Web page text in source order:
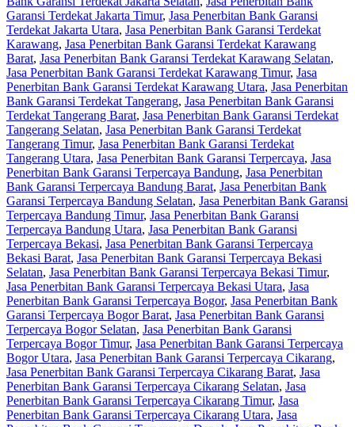
Garansi Terdekat Jakarta Timur, Jasa Penerbitan Bank Garansi
Terdekat Jakarta Utara, Jasa Penerbitan Bank Garansi Terdekat
Karawang, Jasa Penerbitan Bank Garansi Terdekat Karawang
Barat, Jasa Penerbitan Bank Garansi Terdekat Karawang Selatan,
Jasa Penerbitan Bank Garansi Terdekat Karawang Timur, Jasa
Penerbitan Bank Garansi Terdekat Karawang Utara, Jasa Penerbitan
Bank Garansi Terdekat Tangerang, Jasa Penerbitan Bank Garansi
Terdekat Tangerang Barat, Jasa Penerbitan Bank Garansi Terdekat
Tangerang Selatan, Jasa Penerbitan Bank Garansi Terdekat
Tangerang Timur, Jasa Penerbitan Bank Garansi Terdekat
Tangerang Utara, Jasa Penerbitan Bank Garansi Terpercaya, Jasa
Penerbitan Bank Garansi Terpercaya Bandung, Jasa Penerbitan
Bank Garansi Terpercaya Bandung Barat, Jasa Penerbitan Bank
Garansi Terpercaya Bandung Selatan, Jasa Penerbitan Bank Garansi
Terpercaya Bandung Timur, Jasa Penerbitan Bank Garansi
Terpercaya Bandung Utara, Jasa Penerbitan Bank Garansi
Terpercaya Bekasi, Jasa Penerbitan Bank Garansi Terpercaya
Bekasi Barat, Jasa Penerbitan Bank Garansi Terpercaya Bekasi
Selatan, Jasa Penerbitan Bank Garansi Terpercaya Bekasi Timur,
Jasa Penerbitan Bank Garansi Terpercaya Bekasi Utara, Jasa
Penerbitan Bank Garansi Terpercaya Bogor, Jasa Penerbitan Bank
Garansi Terpercaya Bogor Barat, Jasa Penerbitan Bank Garansi
Terpercaya Bogor Selatan, Jasa Penerbitan Bank Garansi
Terpercaya Bogor Timur, Jasa Penerbitan Bank Garansi Terpercaya
Bogor Utara, Jasa Penerbitan Bank Garansi Terpercaya Cikarang,
Jasa Penerbitan Bank Garansi Terpercaya Cikarang Barat, Jasa
Penerbitan Bank Garansi Terpercaya Cikarang Selatan, Jasa
Penerbitan Bank Garansi Terpercaya Cikarang Timur, Jasa
Penerbitan Bank Garansi Terpercaya Cikarang Utara, Jasa